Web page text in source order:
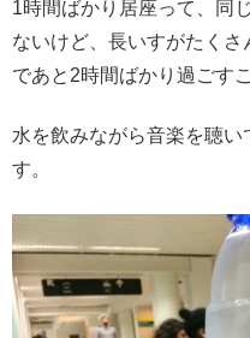
1時間ばかり居座って、同
ないけど、長いすがたくさ
であと2時間ばかり過ごす
水を飲みながら音楽を聴い
す。